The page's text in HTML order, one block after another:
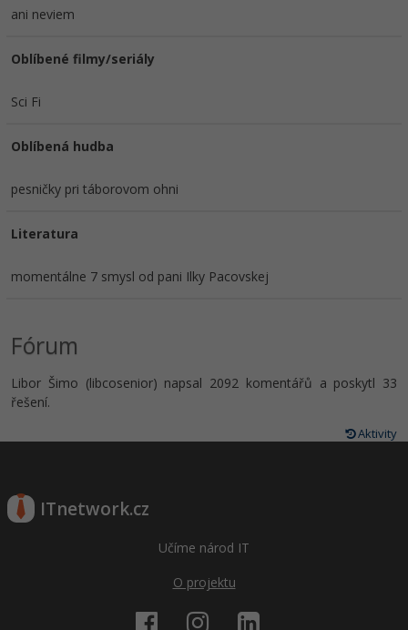
ani neviem
Oblíbené filmy/seriály
Sci Fi
Oblíbená hudba
pesničky pri táborovom ohni
Literatura
momentálne 7 smysl od pani Ilky Pacovskej
Fórum
Libor Šimo (libcosenior) napsal 2092 komentářů a poskytl 33
řešení.
Aktivity
ITnetwork.cz
Učíme národ IT
O projektu